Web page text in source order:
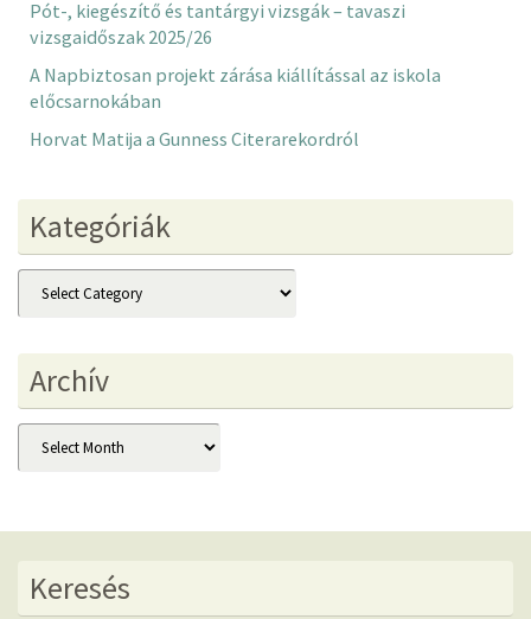
Pót-, kiegészítő és tantárgyi vizsgák – tavaszi
vizsgaidőszak 2025/26
A Napbiztosan projekt zárása kiállítással az iskola
előcsarnokában
Horvat Matija a Gunness Citerarekordról
Kategóriák
Kategóriák
Archív
Archív
Keresés